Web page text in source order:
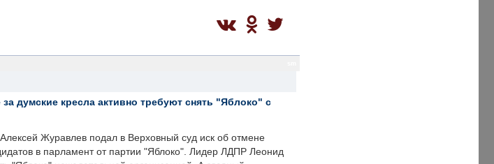
думские кресла активно требуют снять "Яблоко" с
Журавлев подал в Верховный суд иск об отмене
в парламент от партии "Яблоко". Лидер ЛДПР Леонид